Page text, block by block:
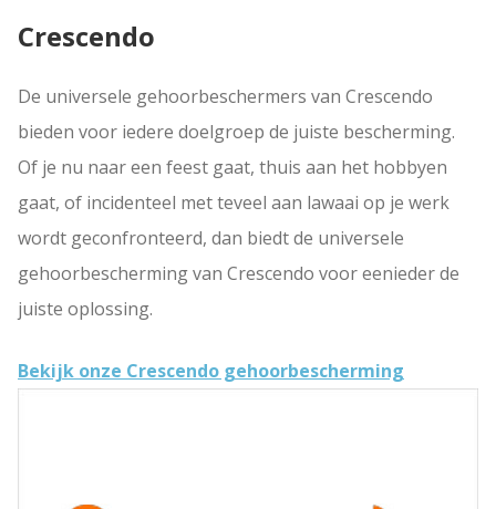
Crescendo
De universele gehoorbeschermers van Crescendo
bieden voor iedere doelgroep de juiste bescherming.
Of je nu naar een feest gaat, thuis aan het hobbyen
gaat, of incidenteel met teveel aan lawaai op je werk
wordt geconfronteerd, dan biedt de universele
gehoorbescherming van Crescendo voor eenieder de
juiste oplossing.
Bekijk onze Crescendo gehoorbescherming